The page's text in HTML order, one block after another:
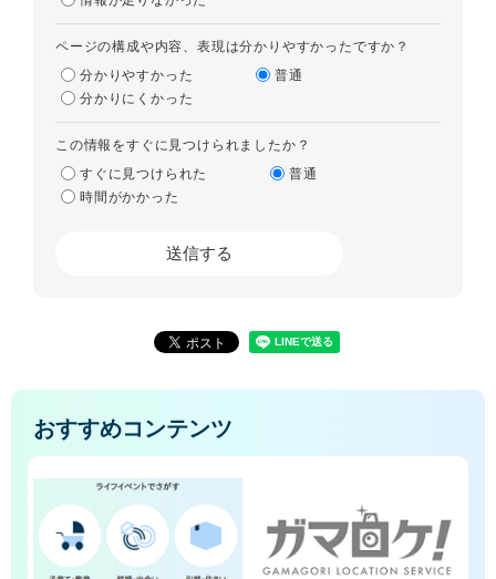
ページの構成や内容、表現は分かりやすかったですか？
分かりやすかった
普通
分かりにくかった
この情報をすぐに見つけられましたか？
すぐに見つけられた
普通
時間がかかった
おすすめコンテンツ